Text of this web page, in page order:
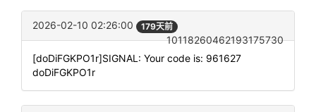
2026-02-10 02:26:00 179天前
10118260462193175730
[doDiFGKPO1r]SIGNAL: Your code is: 961627
doDiFGKPO1r